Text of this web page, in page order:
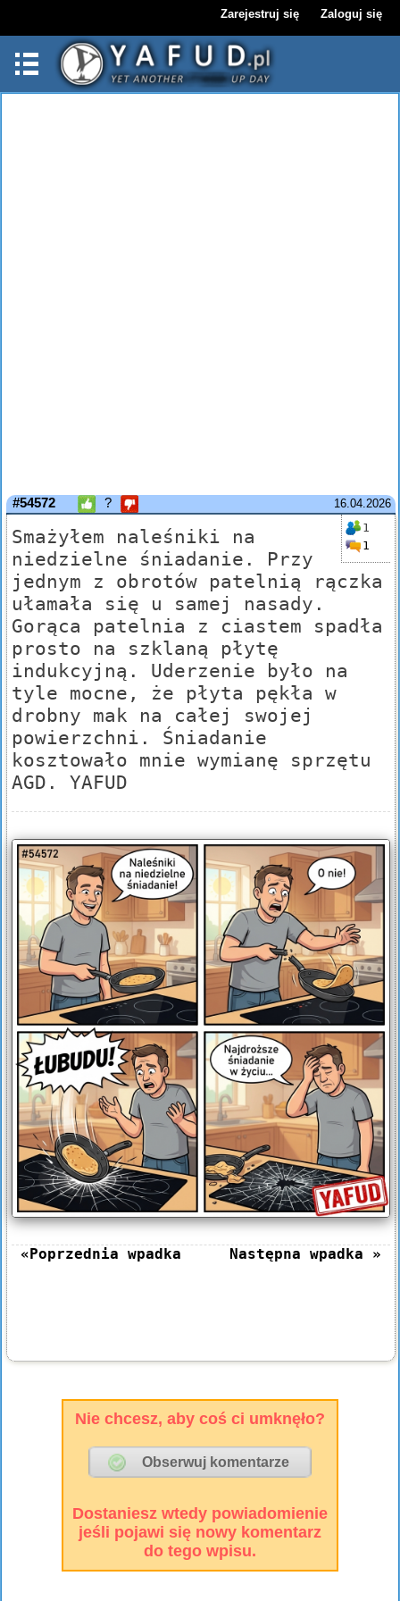
Zarejestruj się Zaloguj się
16.04.2026
#54572 ?
1
1
Smażyłem naleśniki na
niedzielne śniadanie. Przy
jednym z obrotów patelnią rączka
ułamała się u samej nasady.
Gorąca patelnia z ciastem spadła
prosto na szklaną płytę
indukcyjną. Uderzenie było na
tyle mocne, że płyta pękła w
drobny mak na całej swojej
powierzchni. Śniadanie
kosztowało mnie wymianę sprzętu
AGD. YAFUD
«Poprzednia wpadka Następna wpadka »
Nie chcesz, aby coś ci umknęło?
Dostaniesz wtedy powiadomienie
jeśli pojawi się nowy komentarz
do tego wpisu.